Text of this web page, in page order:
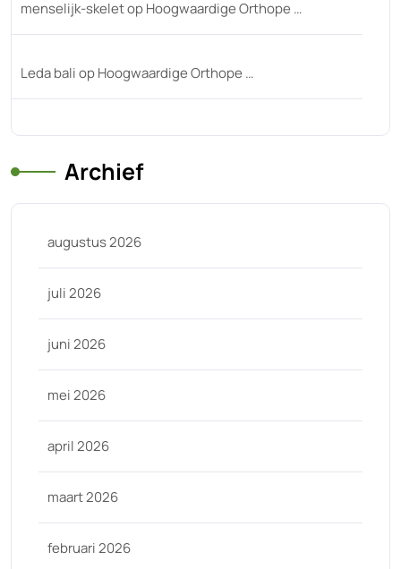
menselijk-skeletopHoogwaardige Orthope …
Leda baliopHoogwaardige Orthope …
Archief
augustus 2026
juli 2026
juni 2026
mei 2026
april 2026
maart 2026
februari 2026